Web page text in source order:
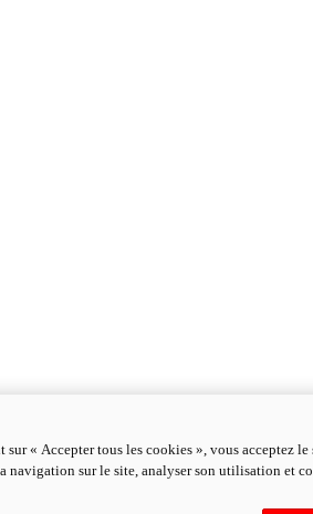
sur « Accepter tous les cookies », vous acceptez
navigation sur le site, analyser son utilisation et